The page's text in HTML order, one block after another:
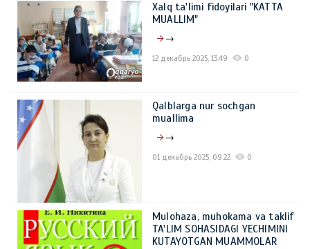
Xalq ta'limi fidoyilari "KATTA
MUALLIM"
→
12 декабрь 2025, 13:49 0
Qalblarga nur sochgan
muallima
→
01 декабрь 2025, 09:22 0
Mulohaza, muhokama va taklif
TA'LIM SOHASIDAGI YECHIMINI
KUTAYOTGAN MUAMMOLAR